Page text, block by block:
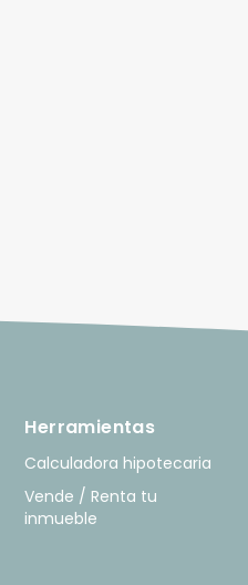
Herramientas
Calculadora hipotecaria
Vende / Renta tu
inmueble